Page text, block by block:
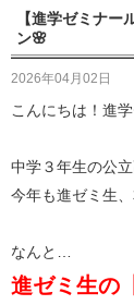
【進学ゼミナ
ン🌸
2026年04月02日
こんにちは！進
中学３年生の公
今年も進ゼミ生
なんと…
進ゼミ生の